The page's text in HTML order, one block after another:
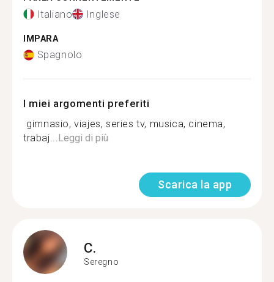
Italiano Inglese
IMPARA
Spagnolo
I miei argomenti preferiti
️‍ gimnasio, viajes, series tv, musica, cinema,
trabaj...Leggi di più
Scarica la app
C.
Seregno